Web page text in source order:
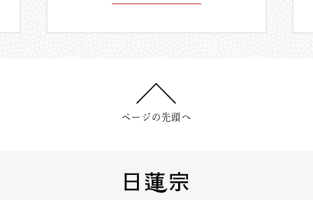
ページの先頭へ